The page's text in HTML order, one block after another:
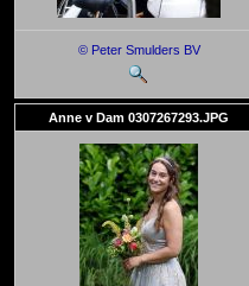
© Peter Smulders BV
Anne v Dam 0307267293.JPG